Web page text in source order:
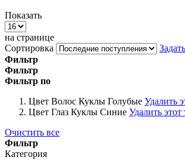
Показать
на странице
Сортировка
Фильтр
Фильтр
Фильтр по
Цвет Волос Куклы Голубые Удалить
Цвет Глаз Куклы Синие Удалить этот
Очистить все
Фильтр
Категория